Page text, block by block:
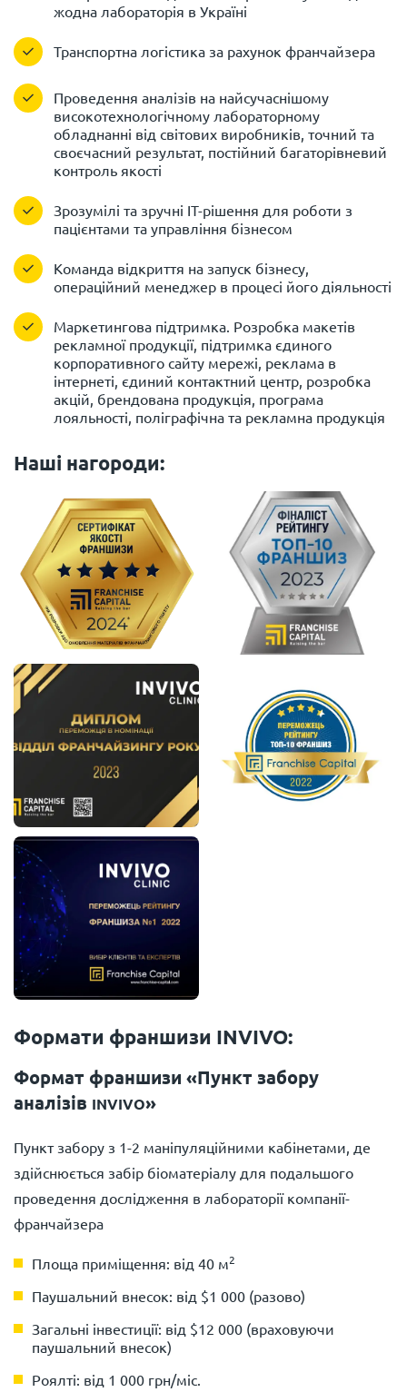
жодна лабораторія в Україні
Транспортна логістика за рахунок франчайзера
Проведення аналізів на найсучаснішому
високотехнологічному лабораторному
обладнанні від світових виробників, точний та
своєчасний результат, постійний багаторівневий
контроль якості
Зрозумілі та зручні IT-рішення для роботи з
пацієнтами та управління бізнесом
Команда відкриття на запуск бізнесу,
операційний менеджер в процесі його діяльності
Маркетингова підтримка. Розробка макетів
рекламної продукції, підтримка єдиного
корпоративного сайту мережі, реклама в
інтернеті, єдиний контактний центр, розробка
акцій, брендована продукція, програма
лояльності, поліграфічна та рекламна продукція
Наші нагороди:
Формати франшизи INVIVO:
Формат франшизи «Пункт забору
аналізів INVIVO»
Пункт забору з 1-2 маніпуляційними кабінетами, де
здійснюється забір біоматеріалу для подальшого
проведення дослідження в лабораторії компанії-
франчайзера
Площа приміщення: від 40 м2
Паушальний внесок: від $1 000 (разово)
Загальні інвестиції: від $12 000 (враховуючи
паушальний внесок)
Роялті: від 1 000 грн/міс.